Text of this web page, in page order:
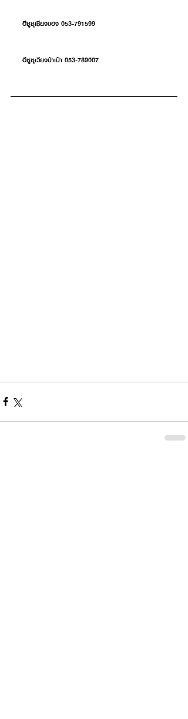
     อีซูซุเชียงของ 053-791599
     อีซูซุเวียงป่าเป้า 053-789007